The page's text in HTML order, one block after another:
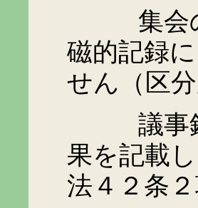
集会の議
磁的記録
せん（区
議事録に
果を記載
法４２条２